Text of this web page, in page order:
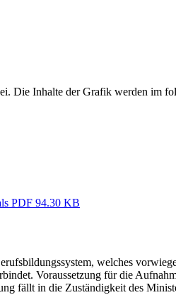
PDF 94.30 KB
welches
Voraussetzung für die
fällt in die Zuständigkeit des